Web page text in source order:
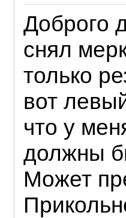
Доброго
снял
только
вот
что у
должны
Может